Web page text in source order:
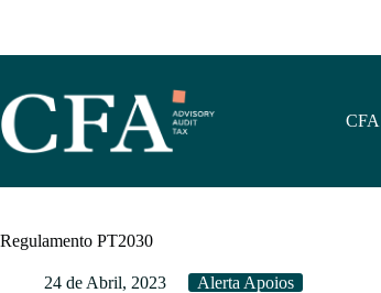
CFA
Regulamento PT2030
24 de Abril, 2023 Alerta Apoios